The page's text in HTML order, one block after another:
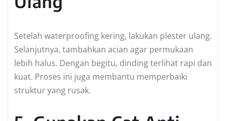
Setelah waterproofing kering, lakukan plester ulang.
Selanjutnya, tambahkan acian agar permukaan
lebih halus. Dengan begitu, dinding terlihat rapi dan
kuat. Proses ini juga membantu memperbaiki
struktur yang rusak.